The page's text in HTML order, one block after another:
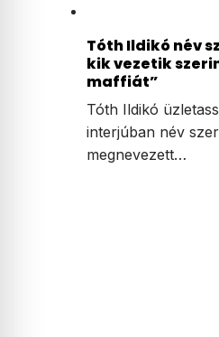
Tóth Ildikó név
kik vezetik
maffiát”
Tóth Ildikó
interjúban név
megnevezett…